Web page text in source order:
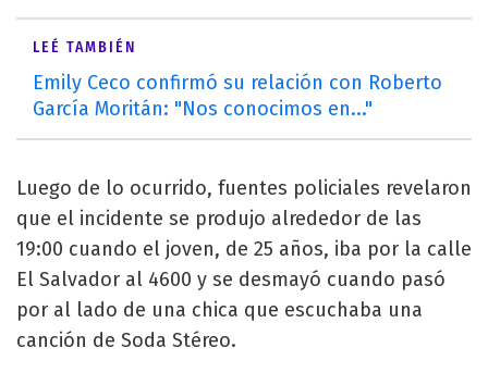
LEÉ TAMBIÉN
Emily Ceco confirmó su relación con Roberto
García Moritán: "Nos conocimos en..."
Luego de lo ocurrido, fuentes policiales revelaron
que el incidente se produjo alrededor de las
19:00 cuando el joven, de 25 años, iba por la calle
El Salvador al 4600 y se desmayó cuando pasó
por al lado de una chica que escuchaba una
canción de Soda Stéreo.